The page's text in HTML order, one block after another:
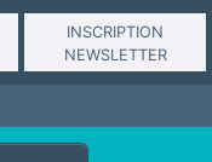
INSCRIPTION
NEWSLETTER